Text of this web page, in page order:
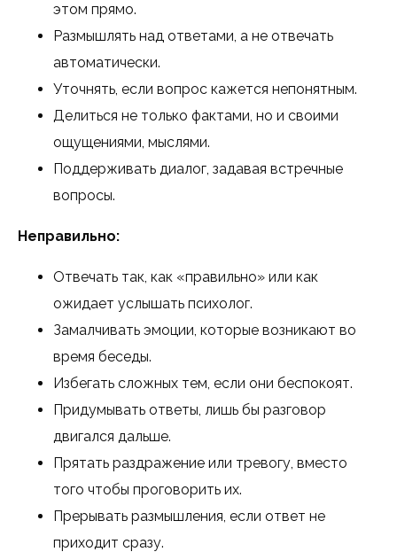
этом прямо.
Размышлять над ответами, а не отвечать
автоматически.
Уточнять, если вопрос кажется непонятным.
Делиться не только фактами, но и своими
ощущениями, мыслями.
Поддерживать диалог, задавая встречные
вопросы.
Неправильно:
Отвечать так, как «правильно» или как
ожидает услышать психолог.
Замалчивать эмоции, которые возникают во
время беседы.
Избегать сложных тем, если они беспокоят.
Придумывать ответы, лишь бы разговор
двигался дальше.
Прятать раздражение или тревогу, вместо
того чтобы проговорить их.
Прерывать размышления, если ответ не
приходит сразу.